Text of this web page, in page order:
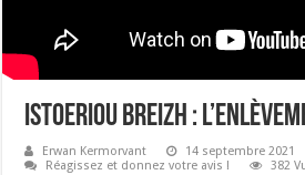
ISTOERIOU BREIZH :
Erwan Kermorvant
14 septembre 2021
Réagissez et donnez votre avis !
382